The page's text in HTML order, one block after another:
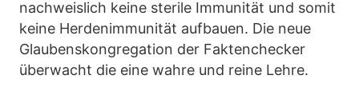
nachweislich keine sterile Immunität und somit
keine Herdenimmunität aufbauen. Die neue
Glaubenskongregation der Faktenchecker
überwacht die eine wahre und reine Lehre.